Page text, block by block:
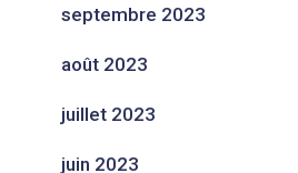
septembre 2023
août 2023
juillet 2023
juin 2023